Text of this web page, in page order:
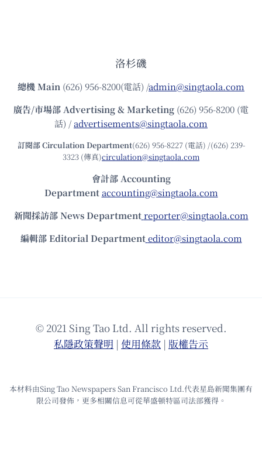
洛杉磯
總機Main (626) 956-8200(電話) /admin@singtaola.com
廣告/市場部Advertising & Marketing (626) 956-8200 (電
話) /advertisements@singtaola.com
訂閱部 Circulation Department(626) 956-8227 (電話) /(626) 239-
3323 (傳真)circulation@singtaola.com
會計部 Accounting
Department accounting@singtaola.com
新聞採訪部 News Department reporter@singtaola.com
編輯部 Editorial Department editor@singtaola.com
© 2021 Sing Tao Ltd. All rights reserved.
私隱政策聲明 | 使⽤條款 | 版權告⽰
本材料由Sing Tao Newspapers San Francisco Ltd.代表星島新聞集團有
限公司發佈，更多相關信息可從華盛頓特區司法部獲得。